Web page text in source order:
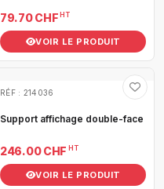
79.70 CHF HT
VOIR LE PRODUIT
RÉF : 214036
Support affichage double-face
246.00 CHF HT
VOIR LE PRODUIT